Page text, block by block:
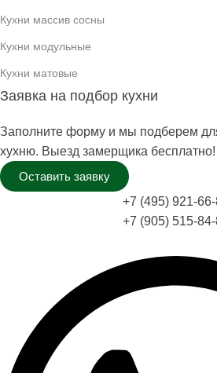
Кухни массив сосны
Кухни модульные
Кухни матовые
Заявка на подбор кухни
Заполните форму и мы подберем
хухню. Выезд замерщика бесплатно!
Оставить заявку
+7 (495) 921-
+7 (905) 515-